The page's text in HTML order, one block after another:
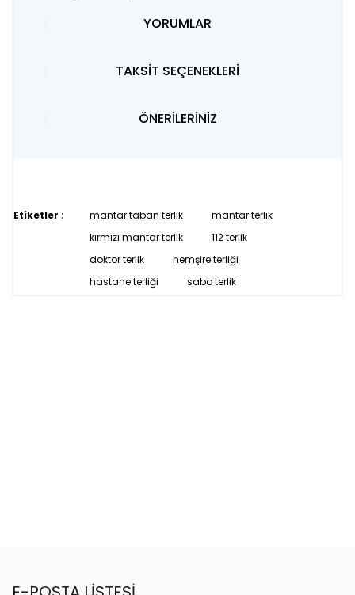
YORUMLAR
TAKSİT SEÇENEKLERİ
ÖNERİLERİNİZ
Etiketler : mantar taban terlik
mantar terlik
kırmızı mantar terlik
112 terlik
doktor terlik
hemşire terliği
hastane terliği
sabo terlik